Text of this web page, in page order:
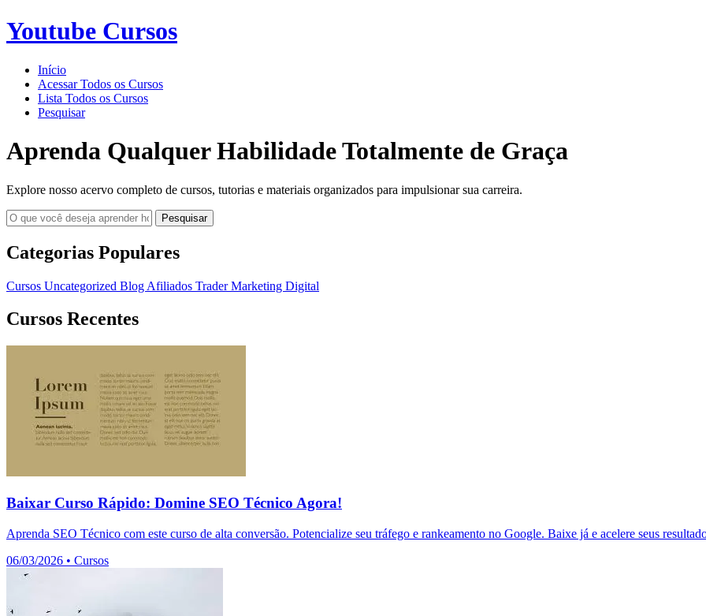
Youtube Cursos
Início
Acessar Todos os Cursos
Lista Todos os Cursos
Pesquisar
Aprenda Qualquer Habilidade Totalmente de Graça
Explore nosso acervo completo de cursos, tutorias e materiais organizados para impulsionar sua carreira.
Pesquisar
Categorias Populares
Cursos Uncategorized Blog Afiliados TraderMarketing Digital
Cursos Recentes
Baixar Curso Rápido: Domine SEO Técnico Agora!
Aprenda SEO Técnico com este curso de alta conversão. Potencialize seu tráfego e rankeamento no Google. Baixe já e acelere seus
06/03/2026 • Cursos